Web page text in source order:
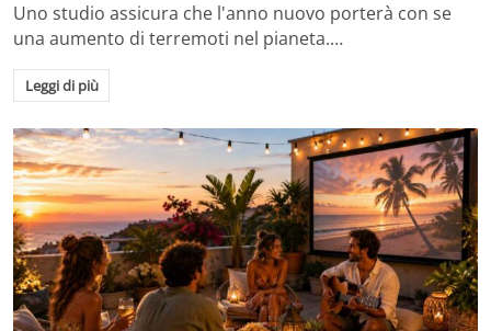
Uno studio assicura che l'anno nuovo porterà con se
una aumento di terremoti nel pianeta.…
Leggi di più